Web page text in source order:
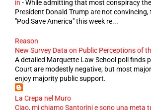
in -While admitting that most conspiracy
President Donald Trump are not convincing,
"Pod Save America" this week re...
Reason
New Survey Data on Public Perceptions of
A detailed Marquette Law School poll finds
Court are modestly negative, but most
enjoy majority public support.
La Crepa nel Muro
Ciao, mi chiamo Santorini e sono una meta